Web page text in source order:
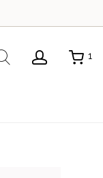
Rechercher1